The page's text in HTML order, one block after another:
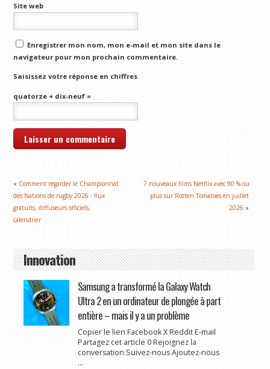
Site web
Enregistrer mon nom, mon e-mail et mon site dans le
navigateur pour mon prochain commentaire.
Saisissez votre réponse en chiffres
quatorze + dix-neuf =
« Comment regarder le Championnat
des Nations de rugby 2026 : flux
gratuits, diffuseurs officiels,
calendrier
7 nouveaux films Netflix avec 90 % ou
plus sur Rotten Tomatoes en juillet
2026 »
Innovation
Samsung a transformé la Galaxy Watch
Ultra 2 en un ordinateur de plongée à part
entière – mais il y a un problème
Copier le lien Facebook X Reddit E-mail
Partagez cet article 0 Rejoignez la
conversation Suivez-nous Ajoutez-nous
...